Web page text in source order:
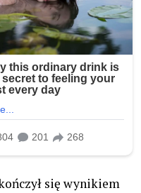
się wynikiem